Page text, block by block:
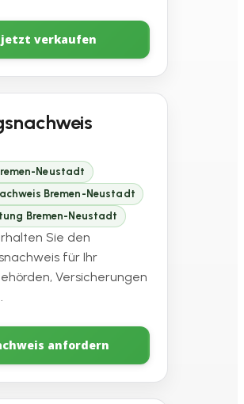
verkaufen
Neustadt
Bremen-Neustadt
Bremen-Neustadt
Sie den
für Ihr
Versicherungen
anfordern